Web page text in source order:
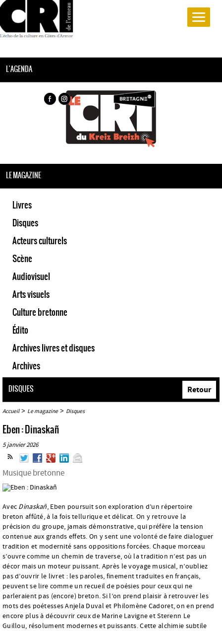
L'AGENDA
LE MAGAZINE
Livres
Disques
Acteurs culturels
Scène
Audiovisuel
Arts visuels
Culture bretonne
Édito
Archives livres et disques
Archives
DISQUES
Accueil> Le magazine> Disques
Retour
Eben : Dinaskañ
5 janvier 2026
Musique bretonne
Avec Dinaskañ, Eben poursuit son exploration d’un répertoire
breton affûté, à la fois tellurique et délicat. On y retrouve la
précision du groupe, jamais démonstrative, qui préfère la tension
contenue aux grands effets. On y sent une volonté de faire dialoguer
tradition et modernité sans oppositions forcées. Chaque morceau
s’ouvre comme un chemin de traverse, où la tradition n’est pas un
décor mais un moteur puissant. Après le voyage musical, n’oubliez
pas d’ouvrir le livret : les paroles, finement traduites en français,
peuvent se lire comme un recueil de poésies pour ceux qui ne
parleraient pas (encore) breton. Si l’on prend plaisir à retrouver les
mots des poétesses Anjela Duval et Philomène Cadoret, on en prend
encore plus à découvrir ceux de Marine Lavigne et Sterenn Le
Guillou, résolument modernes et puissants. Cette alchimie subtile